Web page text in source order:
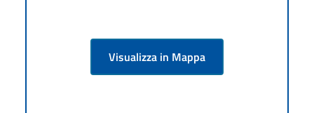
Visualizza in Mappa